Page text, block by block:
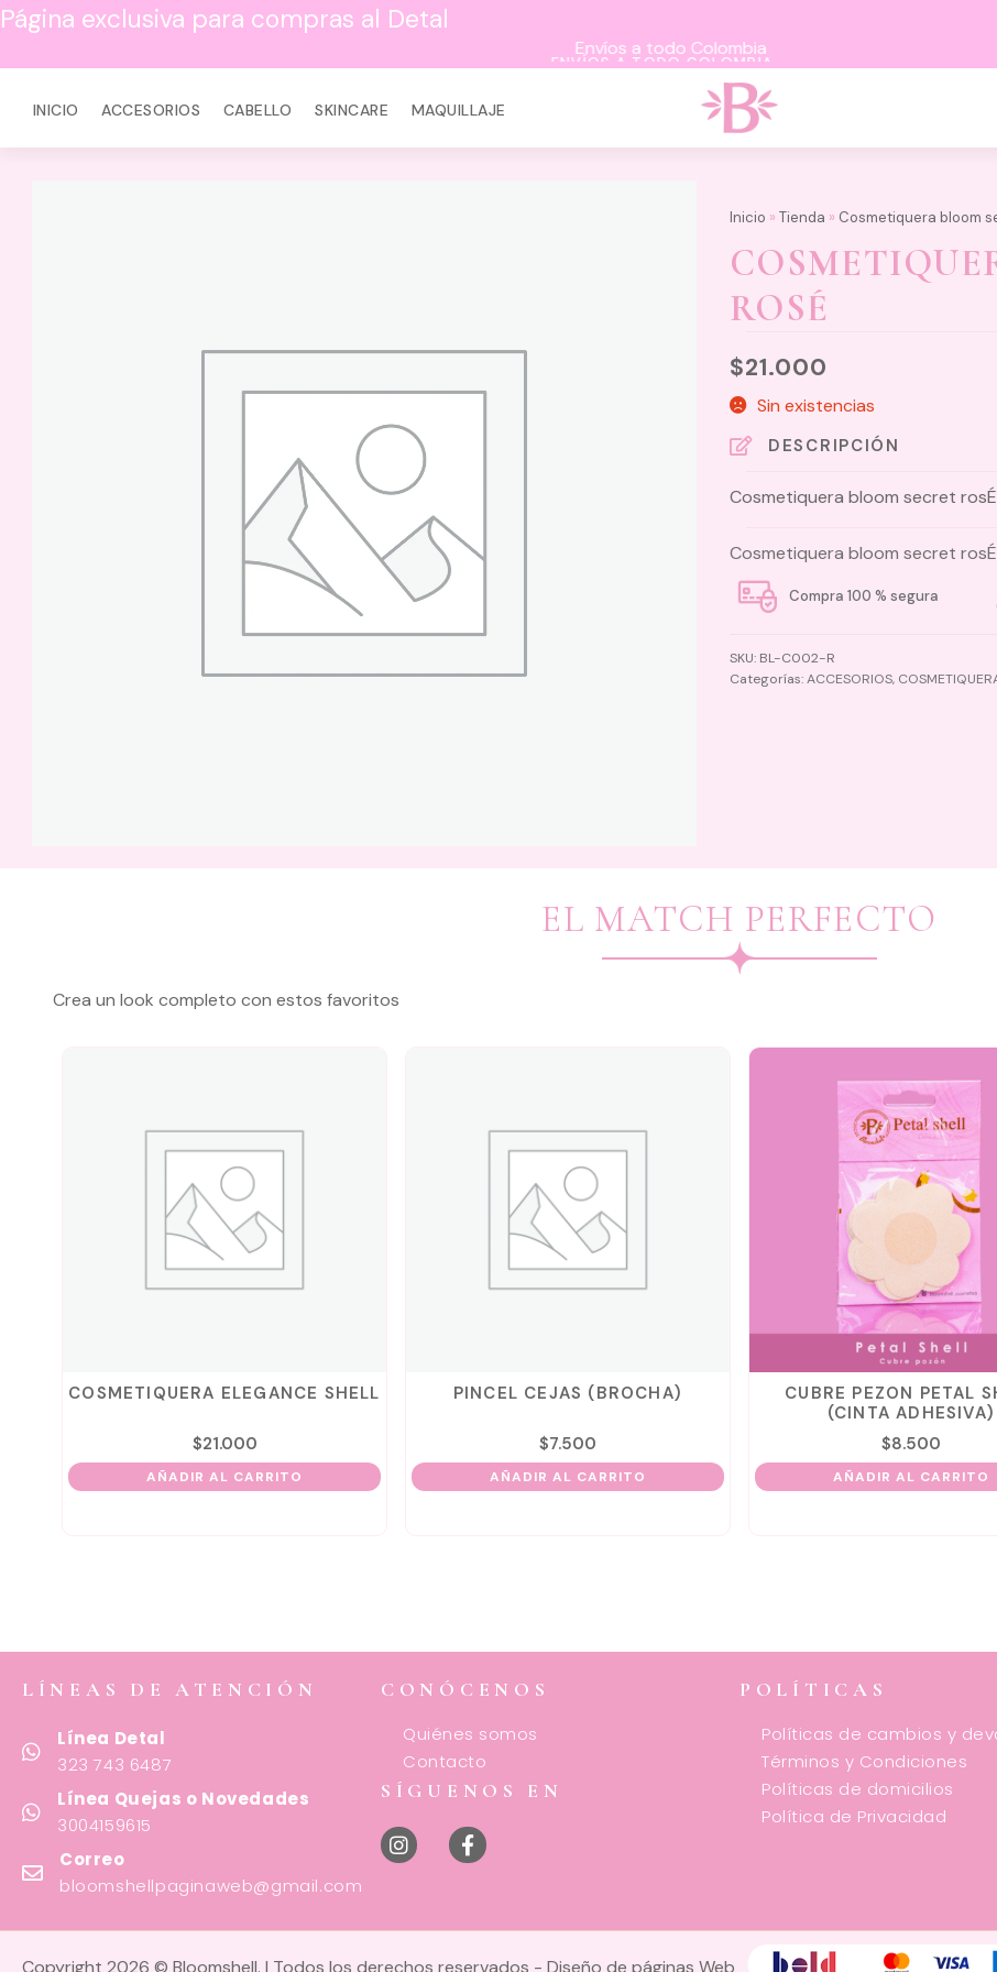
Página exclusiva para compras al Detal
ENVÍOS A TODO COLOMBIA
INICIO ACCESORIOS CABELLO SKINCARE MAQUILLAJE
Inicio » Tienda » Cosmetiquera bloom
ROSÉ
$21.000
Sin existencias
DESCRIPCIÓN
Cosmetiquera bloom secret rosÉ
Cosmetiquera bloom secret rosÉ
Compra 100 % segura
SKU: BL-C002-R
Categorías:ACCESORIOS,
EL MATCH PERFECTO
Crea un look completo con estos favoritos
COSMETIQUERA ELEGANCE SHELL
$21.000
AÑADIR AL CARRITO
PINCEL CEJAS (BROCHA)
$7.500
AÑADIR AL CARRITO
CUBRE PEZON PETAL
(CINTA ADHESIVA)
$8.500
AÑADIR AL CARRITO
LÍNEAS DE ATENCIÓN
Línea Detal
323 743 6487
Línea Quejas o Novedades
3004159615
Correo
bloomshellpaginaweb@gmail.com
CONÓCENOS
Quiénes somos
Contacto
SÍGUENOS EN
POLÍTICAS
Políticas de cambios y
Términos y Condiciones
Políticas de domicilios
Política de Privacidad
Copyright 2026 © Bloomshell. | Todos los derechos reservados - Diseño de páginas Web